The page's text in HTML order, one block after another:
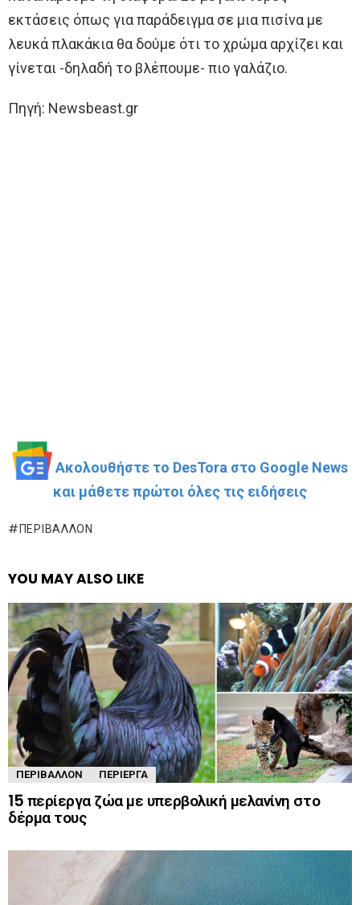
εκτάσεις όπως για παράδειγμα σε μια πισίνα με
λευκά πλακάκια θα δούμε ότι το χρώμα αρχίζει και
γίνεται -δηλαδή το βλέπουμε- πιο γαλάζιο.
Πηγή: Newsbeast.gr
Ακολουθήστε το DesTora στο Google News
και μάθετε πρώτοι όλες τις ειδήσεις
ΠΕΡΙΒΆΛΛΟΝ
YOU MAY ALSO LIKE
ΠΕΡΙΒΆΛΛΟΝ ΠΕΡΊΕΡΓΑ
15 περίεργα ζώα με υπερβολική μελανίνη στο
δέρμα τους